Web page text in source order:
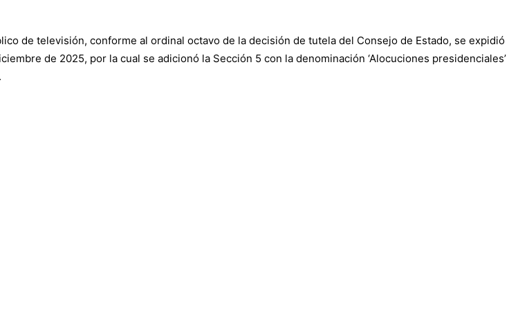
de televisión, conforme al ordinal octavo de la decisión de tutela del Consejo de Estado, se expidió
de 2025, por la cual se adicionó la Sección 5 con la denominación ‘Alocuciones presidenciales’